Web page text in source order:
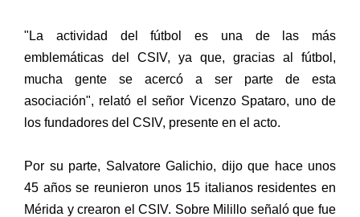
"La actividad del fútbol es una de las más
emblemáticas del CSIV, ya que, gracias al fútbol,
mucha gente se acercó a ser parte de esta
asociación", relató el señor Vicenzo Spataro, uno de
los fundadores del CSIV, presente en el acto.
Por su parte, Salvatore Galichio, dijo que hace unos
45 años se reunieron unos 15 italianos residentes en
Mérida y crearon el CSIV. Sobre Milillo señaló que fue